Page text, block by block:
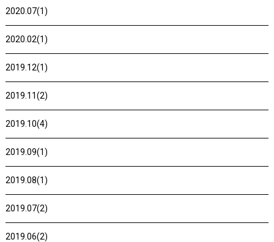
2020.07(1)
2020.02(1)
2019.12(1)
2019.11(2)
2019.10(4)
2019.09(1)
2019.08(1)
2019.07(2)
2019.06(2)